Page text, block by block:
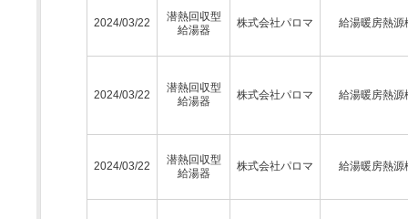
2024/03/22
潜熱回収型
給湯器
株式会社パロマ 給湯暖房熱源
2024/03/22
潜熱回収型
給湯器
株式会社パロマ 給湯暖房熱源
2024/03/22
潜熱回収型
給湯器
株式会社パロマ 給湯暖房熱源